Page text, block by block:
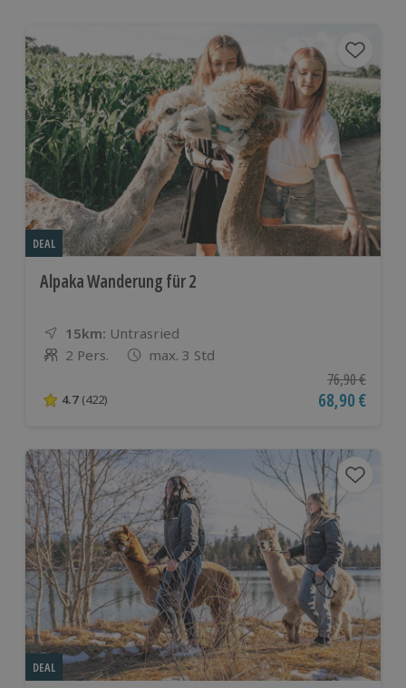
DEAL
Alpaka Wanderung für 2
15km: Entfernung
Standort
Untrasried
Anzahl der Teilnehmer
2 Pers. max. 3 Std
4.7 von 5 Sternen basierend auf 422 Bewertungen
4.7 (422)
76,90 €
Aktueller
68,90 €
DEAL